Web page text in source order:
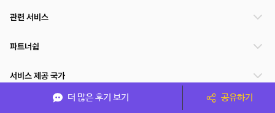
더 많은 후기 보기 공유하기
관련 서비스
파트너쉽
서비스 제공 국가